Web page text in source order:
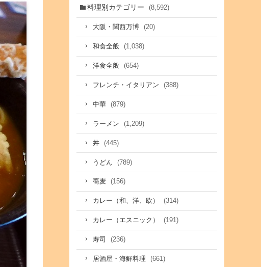
料理別カテゴリー (8,592)
大阪・関西万博 (20)
和食全般 (1,038)
洋食全般 (654)
フレンチ・イタリアン (388)
中華 (879)
ラーメン (1,209)
丼 (445)
うどん (789)
蕎麦 (156)
カレー（和、洋、欧） (314)
カレー（エスニック） (191)
寿司 (236)
居酒屋・海鮮料理 (661)